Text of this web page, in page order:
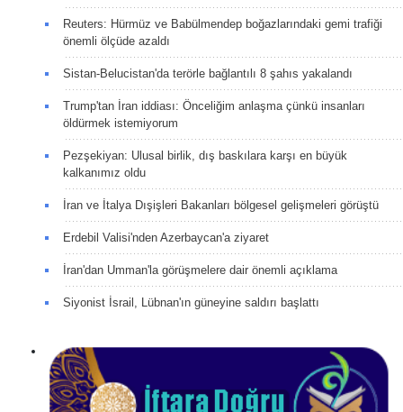
Reuters: Hürmüz ve Babülmendep boğazlarındaki gemi trafiği
önemli ölçüde azaldı
Sistan-Belucistan'da terörle bağlantılı 8 şahıs yakalandı
Trump'tan İran iddiası: Önceliğim anlaşma çünkü insanları
öldürmek istemiyorum
Pezşekiyan: Ulusal birlik, dış baskılara karşı en büyük
kalkanımız oldu
İran ve İtalya Dışişleri Bakanları bölgesel gelişmeleri görüştü
Erdebil Valisi'nden Azerbaycan'a ziyaret
İran'dan Umman'la görüşmelere dair önemli açıklama
Siyonist İsrail, Lübnan'ın güneyine saldırı başlattı